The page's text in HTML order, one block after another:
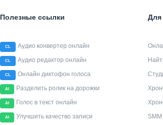
Полезные ссылки
CL Аудио конвертер онлайн
CL Аудио редактор онлайн
CL Онлайн диктофон голоса
AI Разделить ролик на дорожки
AI Голос в текст онлайн
AI Улучшить качество записи
Для